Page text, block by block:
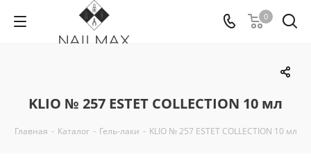
0
KLIO № 257 ESTET COLLECTION 10 мл
Главная - Каталог - Гель-лаки - KLIO № 257 ESTET COLLECTION 10 мл